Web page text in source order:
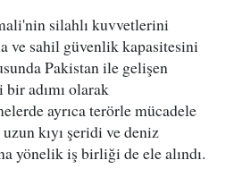
silahlı kuvvetlerini
ve sahil güvenlik kapasitesini
Pakistan ile gelişen
adımı olarak
ayrıca terörle mücadele
kıyı şeridi ve deniz
yönelik iş birliği de ele alındı.